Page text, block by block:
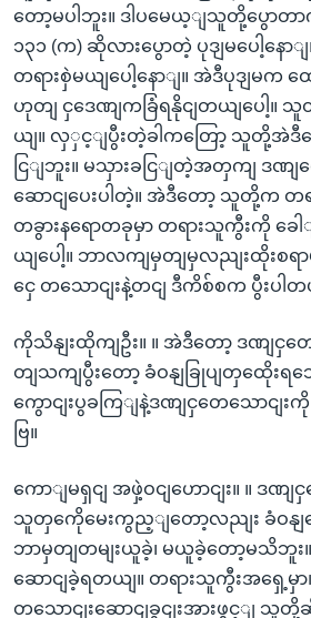
တော့မပါဘူး။ ဒါပမေယ့ျသူတို့ပွောတာ
၁၃၁ (က) ဆိုလားပွောတဲ့ ပုဒျမပေါ့နော
တရားစှဲမယျပေါ့နောျ။ အဲဒီပုဒျမက
ဟုတျ ငှဒေဏျကခြံရနိုငျတယျပေ
ယျ။ လှှင့ျပွီးတဲ့ခါကတြော့ သူတို့အဲဒီ
ငြျဘူး။ မသှားခငြျတဲ့အတှကျ ဒဏျ
ဆောငျပေးပါတဲ့။ အဲဒီတော့ သူတို့က တရ
တခွားနရောတခုမှာ တရားသူကွီးကို ခေါ
ယျပေါ့။ ဘာလကျမှတျမှလညျးထိုးစရ
ငှေ တသောငျးနဲ့တငျ ဒီကိစ်စက ပွီးပါတ
ကိုသိနျးထိုကျဦး။ ။ အဲဒီတော့ ဒဏျငှတေ
တျသကျပွီးတော့ ခံဝနျခြုပျတှထေိုး
ကွောငျးပွခကြျနဲ့ဒဏျငှတေသောငျး
ဗြ။
ကောျမရှငျ အဖှဲ့ဝငျဟောငျး။ ။ ဒဏျ
သူတှကေိုမေးကွည့ျတော့လညျး ခံဝနျ
ဘာမှတျတမျးယူခဲ့၊ မယူခဲ့တော့မသိဘူး။
ဆောငျခဲ့ရတယျ။ တရားသူကွီးအရှေ့မှာ
တသောငျးဆောငျခွငျးအားဖွင့ျ